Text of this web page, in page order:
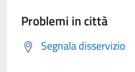
Problemi in città
Segnala disservizio